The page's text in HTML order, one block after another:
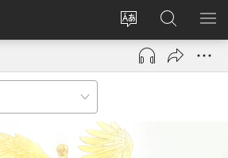
사이트
언어
변경
로그인
(새로운
열기)
JW.ORG
검색
메